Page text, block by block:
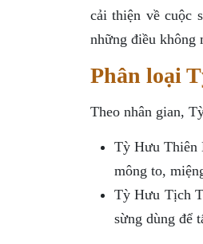
cải thiện về cuộc
những điều không
Phân loại
Theo nhân gian,
Tỳ Hưu Thiên
mông to,
Tỳ Hưu Tịch
sừng dùng để